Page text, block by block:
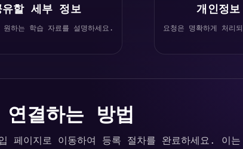
유할 세부 정보
원하는 학습 자료를 설명하세요.
개인정
요청은 명확하게 처리
연결하는 방법
이지로 이동하여 등록 절차를 완료하세요. 이는